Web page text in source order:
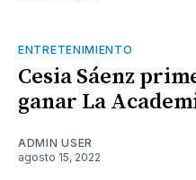
ENTRETENIMIENTO
Cesia Sáenz
ganar La
ADMIN USER
agosto 15, 2022